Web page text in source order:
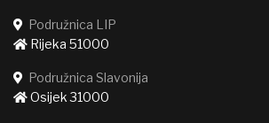
Podružnica LIP
Rijeka 51000
Podružnica Slavonija
Osijek 31000